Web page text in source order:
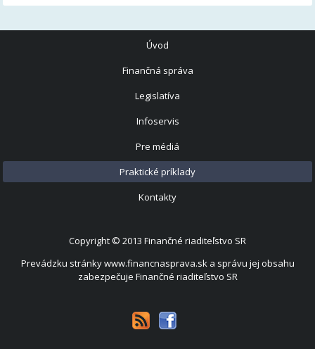
Úvod
Finančná správa
Legislatíva
Infoservis
Pre médiá
Praktické príklady
Kontakty
Copyright © 2013 Finančné riaditeľstvo SR
Prevádzku stránky www.financnasprava.sk a správu jej obsahu
zabezpečuje Finančné riaditeľstvo SR